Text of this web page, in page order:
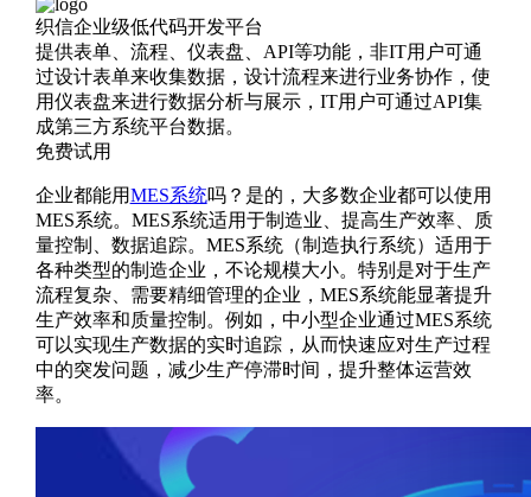
织信企业级低代码开发平台
提供表单、流程、仪表盘、API等功能，非IT用户可通
过设计表单来收集数据，设计流程来进行业务协作，使
用仪表盘来进行数据分析与展示，IT用户可通过API集
成第三方系统平台数据。
免费试用
企业都能用MES系统吗？是的，大多数企业都可以使用
MES系统。MES系统适用于制造业、提高生产效率、质
量控制、数据追踪。MES系统（制造执行系统）适用于
各种类型的制造企业，不论规模大小。特别是对于生产
流程复杂、需要精细管理的企业，MES系统能显著提升
生产效率和质量控制。例如，中小型企业通过MES系统
可以实现生产数据的实时追踪，从而快速应对生产过程
中的突发问题，减少生产停滞时间，提升整体运营效
率。